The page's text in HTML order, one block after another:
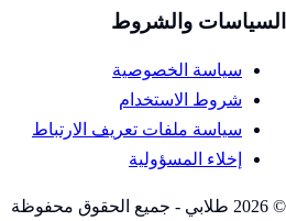
السياسات والشروط
سياسة الخصوصية
شروط الاستخدام
سياسة ملفات تعريف الارتباط
إخلاء المسؤولية
©
2026 طلابي - جميع الحقوق محفوظة